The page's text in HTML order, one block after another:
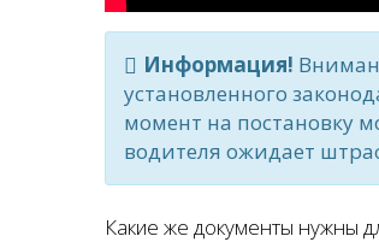
Информация!
установленного
момент на постановку
водителя ожидает
Какие же документы нужны